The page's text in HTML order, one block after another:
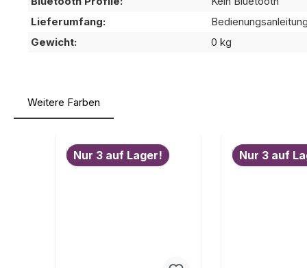
Lieferumfang:
Bedienungsanleitung
Gewicht:
0 kg
Weitere Farben
Nur 3 auf Lager! Nur 3 auf